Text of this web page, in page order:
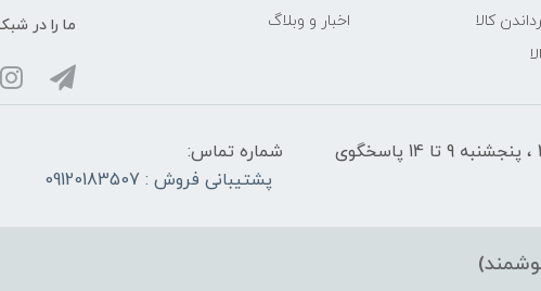
کالا
اخبار و وبلاگ
ما را در
شنبه تا چهارشنبه از ساعت 9 الی ۱4 و 17:30 الی ۲1 ، پنجشنبه 9 تا 14 پاسخگوی
شماره تماس:
پشتیبانی فروش : 09120183507